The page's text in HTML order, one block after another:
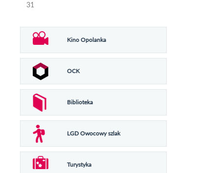
31
Kino Opolanka
OCK
Biblioteka
LGD Owocowy szlak
Turystyka